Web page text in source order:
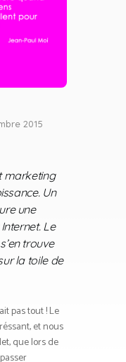
2015
marketing
Un
une
Le
trouve
la toile de
pas tout ! Le
et nous
que lors de